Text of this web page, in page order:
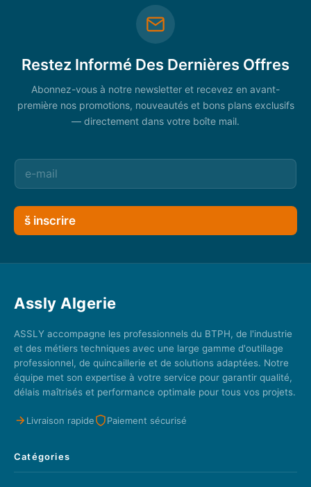
Restez Informé Des Dernières Offres
Abonnez-vous à notre newsletter et recevez en avant-
première nos promotions, nouveautés et bons plans exclusifs
— directement dans votre boîte mail.
š inscrire
Assly Algerie
ASSLY accompagne les professionnels du BTPH, de l'industrie
et des métiers techniques avec une large gamme d'outillage
professionnel, de quincaillerie et de solutions adaptées. Notre
équipe met son expertise à votre service pour garantir qualité,
délais maîtrisés et performance optimale pour tous vos projets.
Livraison rapide Paiement sécurisé
Catégories